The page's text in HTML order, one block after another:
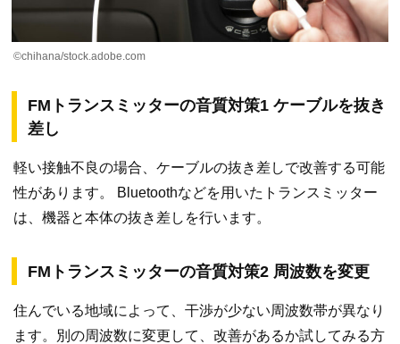
©chihana/stock.adobe.com
FMトランスミッターの音質対策1 ケーブルを抜き
差し
軽い接触不良の場合、ケーブルの抜き差しで改善する可能
性があります。 Bluetoothなどを用いたトランスミッター
は、機器と本体の抜き差しを行います。
FMトランスミッターの音質対策2 周波数を変更
住んでいる地域によって、干渉が少ない周波数帯が異なり
ます。別の周波数に変更して、改善があるか試してみる方